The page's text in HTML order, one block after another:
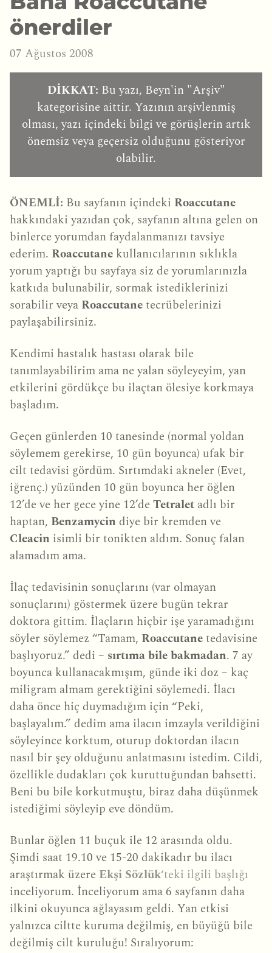
önerdiler
07 Ağustos 2008
DİKKAT: Bu yazı, Beyn'in "Arşiv"
kategorisine aittir. Yazının arşivlenmiş
olması, yazı içindeki bilgi ve görüşlerin artık
önemsiz veya geçersiz olduğunu gösteriyor
olabilir.
ÖNEMLİ: Bu sayfanın içindeki Roaccutane
hakkındaki yazıdan çok, sayfanın altına gelen on
binlerce yorumdan faydalanmanızı tavsiye
ederim. Roaccutane kullanıcılarının sıklıkla
yorum yaptığı bu sayfaya siz de yorumlarınızla
katkıda bulunabilir, sormak istediklerinizi
sorabilir veya Roaccutanetecrübelerinizi
paylaşabilirsiniz.
Kendimi hastalık hastası olarak bile
tanımlayabilirim ama ne yalan söyleyeyim, yan
etkilerini gördükçe bu ilaçtan ölesiye korkmaya
başladım.
Geçen günlerden 10 tanesinde (normal yoldan
söylemem gerekirse, 10 gün boyunca) ufak bir
cilt tedavisi gördüm. Sırtımdaki akneler (Evet,
iğrenç.) yüzünden 10 gün boyunca her öğlen
12’de ve her gece yine 12’deTetralet adlı bir
haptan, Benzamycin diye bir kremden ve
Cleacin isimli bir tonikten aldım. Sonuç falan
alamadım ama.
İlaç tedavisinin sonuçlarını (var olmayan
sonuçlarını) göstermek üzere bugün tekrar
doktora gittim. İlaçların hiçbir işe yaramadığını
söyler söylemez “Tamam, Roaccutanetedavisine
başlıyoruz.” dedi – sırtıma bile bakmadan. 7 ay
boyunca kullanacakmışım, günde iki doz – kaç
miligram almam gerektiğini söylemedi. İlacı
daha önce hiç duymadığım için “Peki,
başlayalım.” dedim ama ilacın imzayla verildiğini
söyleyince korktum, oturup doktordan ilacın
nasıl bir şey olduğunu anlatmasını istedim. Cildi,
özellikle dudakları çok kuruttuğundan bahsetti.
Beni bu bile korkutmuştu, biraz daha düşünmek
istediğimi söyleyip eve döndüm.
Bunlar öğlen 11 buçuk ile 12 arasında oldu.
Şimdi saat 19.10 ve 15-20 dakikadır bu ilacı
araştırmak üzere Ekşi Sözlük‘teki ilgili başlığı
inceliyorum. İnceliyorum ama 6 sayfanın daha
ilkini okuyunca ağlayasım geldi. Yan etkisi
yalnızca ciltte kuruma değilmiş, en büyüğü bile
değilmiş cilt kuruluğu! Sıralıyorum: